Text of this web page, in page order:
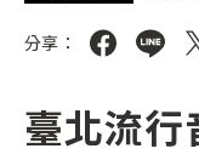
分享：
臺北流行